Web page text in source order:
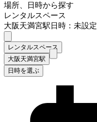
場所、日時から探す
レンタルスペース
大阪天満宮駅日時：未設定
レンタルスペース
大阪天満宮駅
日時を選ぶ